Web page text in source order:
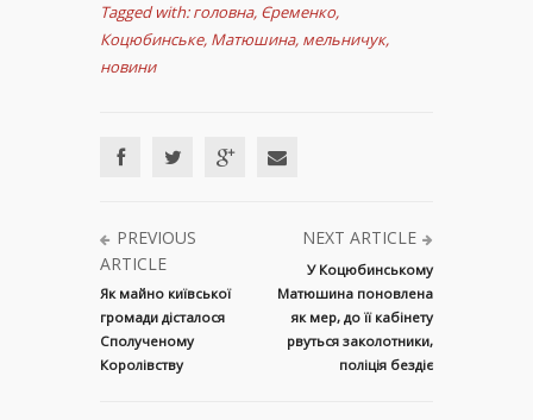
Tagged with: головна, Єременко,
Коцюбинське, Матюшина, мельничук,
новини
PREVIOUS
ARTICLE
Як майно київської
громади дісталося
Сполученому
Королівству
NEXT ARTICLE
У Коцюбинському
Матюшина поновлена
як мер, до її кабінету
рвуться заколотники,
поліція бездіє